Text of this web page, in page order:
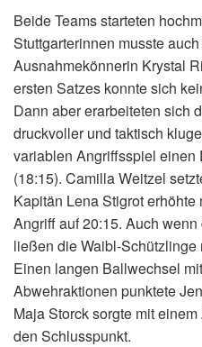
Beide Teams starteten
Stuttgarterinnen musste
Ausnahmekönnerin Krystal
ersten Satzes konnte sich
Dann aber erarbeiteten sich
druckvoller und taktisch
variablen Angriffsspiel einen
(18:15). Camilla Weitzel
Kapitän Lena Stigrot
Angriff auf 20:15. Auch
ließen die Waibl-Schützlinge
Einen langen Ballwechsel
Abwehraktionen punktete
Maja Storck sorgte mit
den Schlusspunkt.